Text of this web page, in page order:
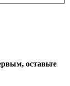
оставьте